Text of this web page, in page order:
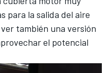
para la salida del aire
también una versión
el potencial